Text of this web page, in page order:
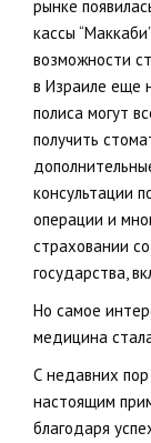
рынке
кассы
возможности
в Израиле еще
полиса могут
получить
консультации
операции и
страховании
государства,
Но самое
медицина
С недавних
настоящим
благодаря